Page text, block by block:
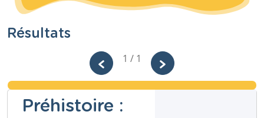
Résultats
1 / 1
Préhistoire :